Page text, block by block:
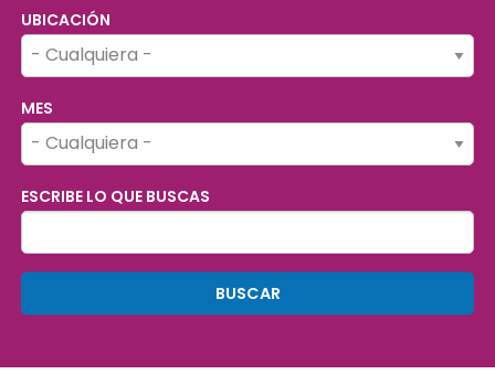
UBICACIÓN
MES
ESCRIBE LO QUE BUSCAS